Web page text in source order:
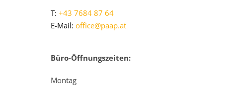
T: +43 7684 87 64
E-Mail: office@paap.at
Büro-Öffnungszeiten:
Montag